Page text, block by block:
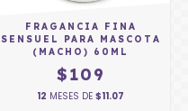
FRAGANCIA FINA
SENSUEL PARA MASCOTA
(MACHO) 60ML
$109
12 MESES DE $11.07